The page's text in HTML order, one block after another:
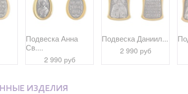
Подвеска Анна
Св....
2 990 руб
Подвеска Даниил...
2 990 руб
ИЗДЕЛИЯ